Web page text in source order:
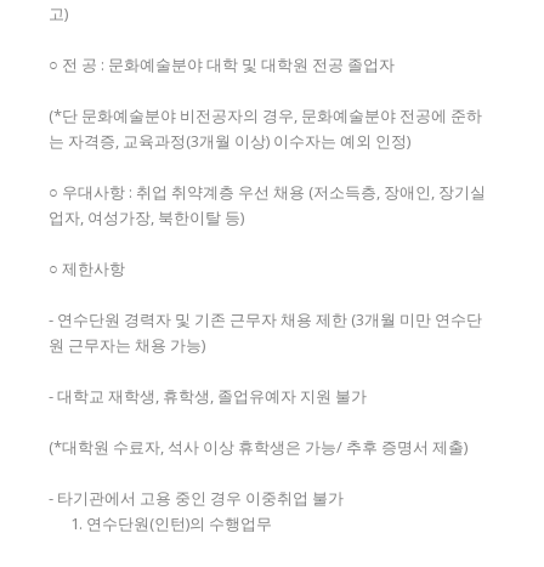
고)
○ 전 공 : 문화예술분야 대학 및 대학원 전공 졸업자
(*단 문화예술분야 비전공자의 경우, 문화예술분야 전공에 준하
는 자격증, 교육과정(3개월 이상) 이수자는 예외 인정)
○ 우대사항 : 취업 취약계층 우선 채용 (저소득층, 장애인, 장기실
업자, 여성가장, 북한이탈 등)
○ 제한사항
- 연수단원 경력자 및 기존 근무자 채용 제한 (3개월 미만 연수단
원 근무자는 채용 가능)
- 대학교 재학생, 휴학생, 졸업유예자 지원 불가
(*대학원 수료자, 석사 이상 휴학생은 가능/ 추후 증명서 제출)
- 타기관에서 고용 중인 경우 이중취업 불가
연수단원(인턴)의 수행업무